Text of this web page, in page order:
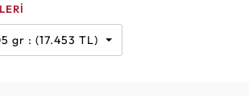
gr : (17.453 TL)